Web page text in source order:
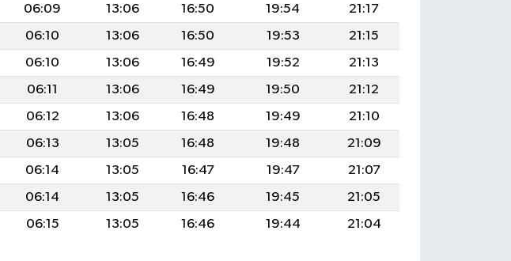
06:09 13:06 16:50 19:54
21:17
06:10 13:06 16:50 19:53
21:15
06:10 13:06 16:49 19:52
21:13
06:11 13:06 16:49 19:50
21:12
06:12 13:06 16:48 19:49
21:10
06:13 13:05 16:48 19:48
21:09
06:14 13:05 16:47 19:47
21:07
06:14 13:05 16:46 19:45
21:05
06:15 13:05 16:46 19:44 21:04